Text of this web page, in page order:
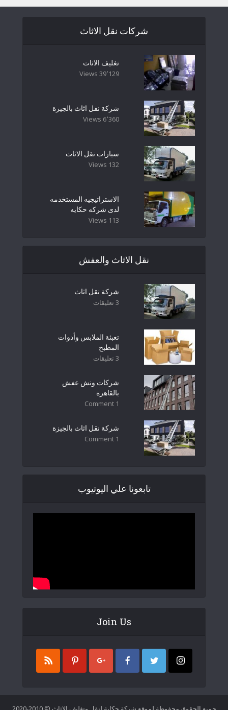
شركات نقل الاثاث
تغليف الاثاث
39٬129 Views
شركة نقل اثاث بالجيزة
6٬360 Views
سيارات نقل الاثاث
132 Views
الاستراتيجيه المستخدمه
لدى شركه حكايه
113 Views
نقل الاثاث والعفش
شركة نقل اثاث
3 تعليقات
تعبئة الملابس وأدوات
المطبخ
3 تعليقات
شركات ونش عفش
بالقاهرة
1 Comment
شركة نقل اثاث بالجيزة
1 Comment
تابعونا علي اليوتيوب
Join Us